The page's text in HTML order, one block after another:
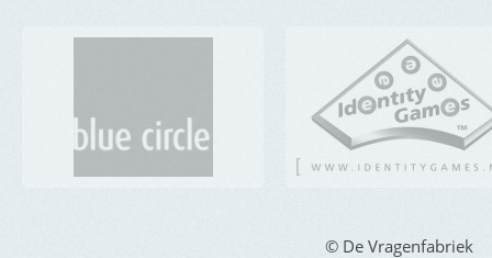
© De Vragenfabriek